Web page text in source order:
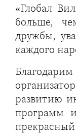
«Глобал
больше,
дружбы,
каждого
развитию
программ